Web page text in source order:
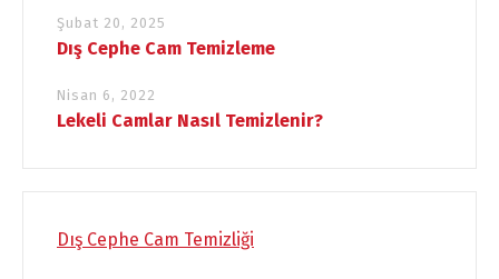
Şubat 20, 2025
Dış Cephe Cam Temizleme
Nisan 6, 2022
Lekeli Camlar Nasıl Temizlenir?
Dış Cephe Cam Temizliği